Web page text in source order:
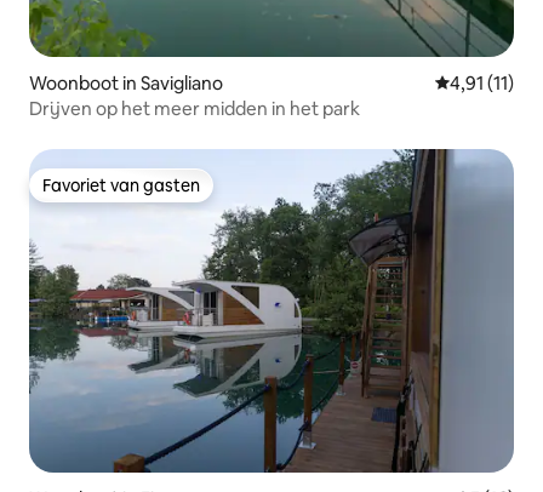
Woonboot in Savigliano Gemiddelde
4,91 (11)
Drijven op het meer midden in het park
Favoriet van gasten
Favoriet van gasten